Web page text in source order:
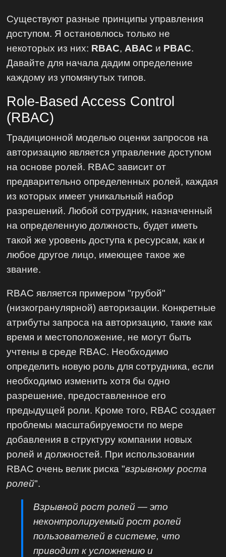
Существуют разные принципы управления
доступом. Я остановлюсь только не
некоторых из них: RBAC, ABAC и PBAC.
Давайте для начала дадим определение
каждому из упомянутых типов.
Role-Based Access Control
(RBAC)
Традиционной моделью оценки запросов на
авторизацию является управление доступом
на основе ролей. RBAC зависит от
предварительно определенных ролей, каждая
из которых имеет уникальный набор
разрешений. Любой сотрудник, назначенный
на определенную должность, будет иметь
такой же уровень доступа к ресурсам, как и
любое другое лицо, имеющее такое же
звание.
RBAC является примером "грубой"
(низкогранулярной) авторизации. Конкретные
атрибуты запроса на авторизацию, такие как
время и местоположение, не могут быть
учтены в среде RBAC. Необходимо
определить новую роль для сотрудника, если
необходимо изменить хотя бы одно
разрешение, предоставленное его
предыдущей роли. Кроме того, RBAC создает
проблемы масштабируемости по мере
добавления в структуру компании новых
ролей и должностей. При использовании
RBAC очень велик риска "взрывному роста
ролей".
Взрывной рост ролей — это
неконтролируемый рост ролей
пользователей в системе, что
приводит к усложнению и